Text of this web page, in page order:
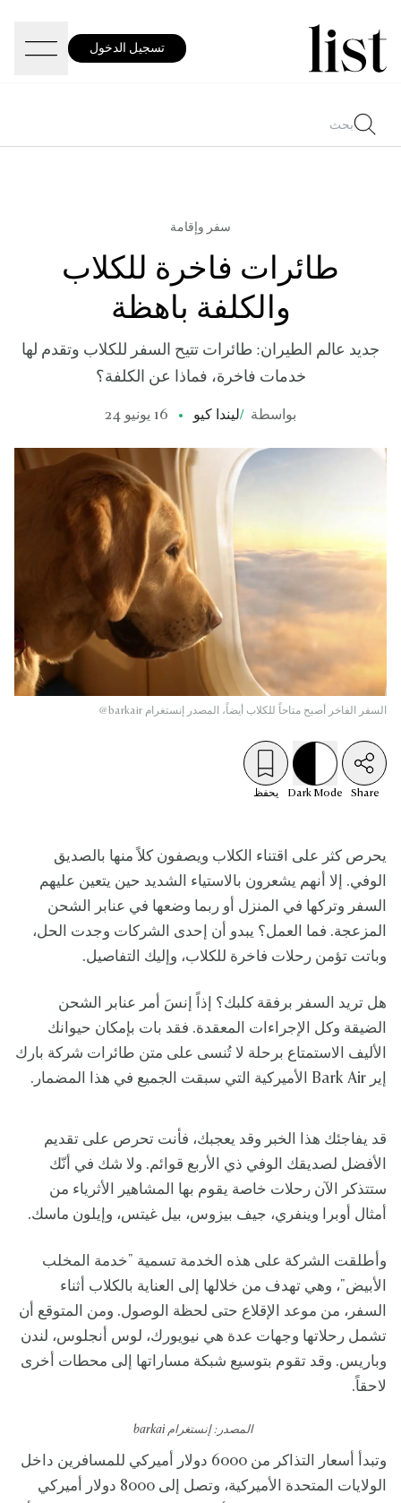
تسجيل الدخول
سفر وإقامة
طائرات فاخرة للكلاب
والكلفة باهظة
جديد عالم الطيران: طائرات تتيح السفر للكلاب وتقدم لها
خدمات فاخرة، فماذا عن الكلفة؟
بواسطة /ليندا كيو 16 يونيو 24
السفر الفاخر أصبح متاحاً للكلاب أيضاً، المصدر إنستغرام barkair@
Share
Dark Mode يحفظ
يحرص كثر على اقتناء الكلاب ويصفون كلاً منها بالصديق
الوفي. إلا أنهم يشعرون بالاستياء الشديد حين يتعين عليهم
السفر وتركها في المنزل أو ربما وضعها في عنابر الشحن
المزعجة. فما العمل؟ يبدو أن إحدى الشركات وجدت الحل،
وباتت تؤمن رحلات فاخرة للكلاب، وإليك التفاصيل.
هل تريد السفر برفقة كلبك؟ إذاً إنسَ أمر عنابر الشحن
الضيقة وكل الإجراءات المعقدة. فقد بات بإمكان حيوانك
الأليف الاستمتاع برحلة لا تُنسى على متن طائرات شركة بارك
إير Bark Air الأميركية التي سبقت الجميع في هذا المضمار.
قد يفاجئك هذا الخبر وقد يعجبك، فأنت تحرص على تقديم
الأفضل لصديقك الوفي ذي الأربع قوائم. ولا شك في أنّك
ستتذكر الآن رحلات خاصة يقوم بها المشاهير الأثرياء من
أمثال أوبرا وينفري، جيف بيزوس، بيل غيتس، وإيلون ماسك.
وأطلقت الشركة على هذه الخدمة تسمية "خدمة المخلب
الأبيض"، وهي تهدف من خلالها إلى العناية بالكلاب أثناء
السفر، من موعد الإقلاع حتى لحظة الوصول. ومن المتوقع أن
تشمل رحلاتها وجهات عدة هي نيويورك، لوس أنجلوس، لندن
وباريس. وقد تقوم بتوسيع شبكة مساراتها إلى محطات أخرى
لاحقاً.
المصدر: إنستغرام barkai
وتبدأ أسعار التذاكر من 6000 دولار أميركي للمسافرين داخل
الولايات المتحدة الأميركية، وتصل إلى 8000 دولار أميركي